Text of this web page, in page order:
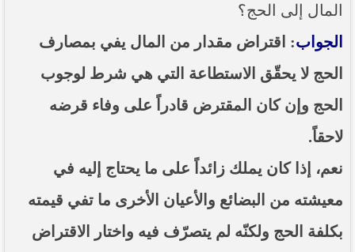
المال إلى الحج؟
الجواب: اقتراض مقدار من المال يفي بمصارف
الحج لا يحقّق الاستطاعة التي هي شرط لوجوب
الحج وإن كان المقترض قادراً على وفاء قرضه
لاحقاً.
نعم، إذا كان يملك زائداً على ما يحتاج إليه في
معيشته من البضائع والأعيان الأخرى ما تفي قيمته
بكلفة الحج ولكنّه لم يتصرّف فيه واختار الاقتراض